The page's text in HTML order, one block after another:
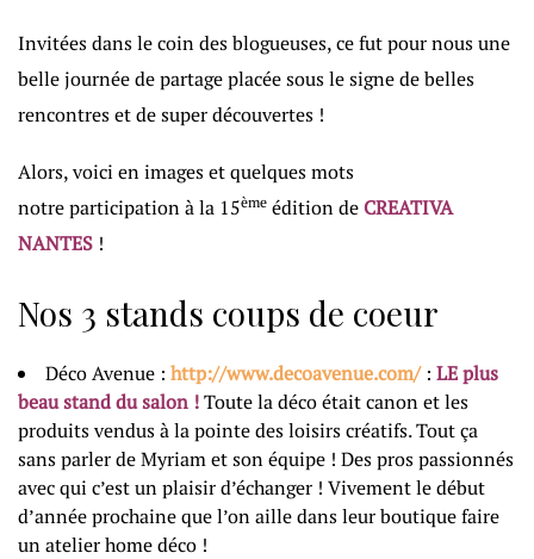
Invitées dans le coin des blogueuses, ce fut pour nous une
belle journée de partage placée sous le signe de belles
rencontres et de super découvertes !
Alors, voici en images et quelques mots
notre participation à la 15ème édition deCREATIVA
NANTES !
Nos 3 stands coups de coeur
Déco Avenue : http://www.decoavenue.com/: LE plus
beau stand du salon !Toute la déco était canon et les
produits vendus à la pointe des loisirs créatifs. Tout ça
sans parler de Myriam et son équipe ! Des pros passionnés
avec qui c’est un plaisir d’échanger ! Vivement le début
d’année prochaine que l’on aille dans leur boutique faire
un atelier home déco !